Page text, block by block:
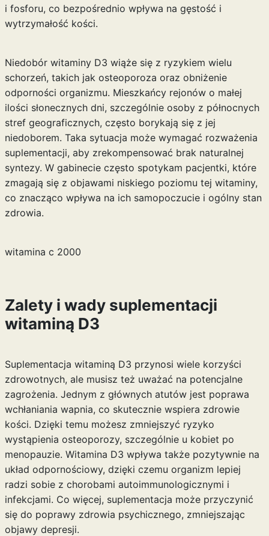
i fosforu, co bezpośrednio wpływa na gęstość i
wytrzymałość kości.
Niedobór witaminy D3 wiąże się z ryzykiem wielu
schorzeń, takich jak osteoporoza oraz obniżenie
odporności organizmu. Mieszkańcy rejonów o małej
ilości słonecznych dni, szczególnie osoby z północnych
stref geograficznych, często borykają się z jej
niedoborem. Taka sytuacja może wymagać rozważenia
suplementacji, aby zrekompensować brak naturalnej
syntezy. W gabinecie często spotykam pacjentki, które
zmagają się z objawami niskiego poziomu tej witaminy,
co znacząco wpływa na ich samopoczucie i ogólny stan
zdrowia.
witamina c 2000
Zalety i wady suplementacji
witaminą D3
Suplementacja witaminą D3 przynosi wiele korzyści
zdrowotnych, ale musisz też uważać na potencjalne
zagrożenia. Jednym z głównych atutów jest poprawa
wchłaniania wapnia, co skutecznie wspiera zdrowie
kości. Dzięki temu możesz zmniejszyć ryzyko
wystąpienia osteoporozy, szczególnie u kobiet po
menopauzie. Witamina D3 wpływa także pozytywnie na
układ odpornościowy, dzięki czemu organizm lepiej
radzi sobie z chorobami autoimmunologicznymi i
infekcjami. Co więcej, suplementacja może przyczynić
się do poprawy zdrowia psychicznego, zmniejszając
objawy depresji.